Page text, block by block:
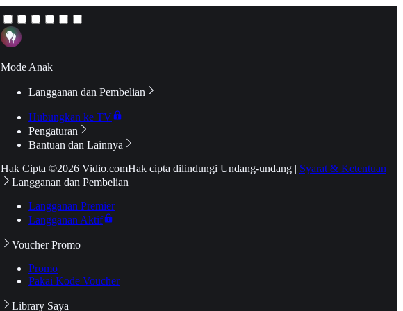
Mode Anak
Langganan dan Pembelian
Hubungkan ke TV
Pengaturan
Bantuan dan Lainnya
Hak Cipta ©2026 Vidio.comHak cipta dilindungi Undang-undang | Syarat & Ketentuan
Langganan dan Pembelian
Langganan Premier
Langganan Aktif
Voucher Promo
Promo
Pakai Kode Voucher
Library Saya